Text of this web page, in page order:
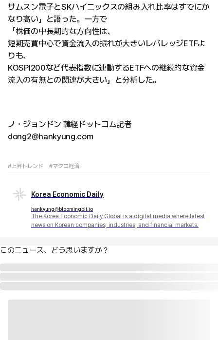
サムスン電子とSKハイニックスの組み入れ比率はすでにか
なり高い」と語った。一方で
「株価の中長期的な方向性は、
短期売買中心で資金流入の振れが大きいレバレッジETFよ
りも、
KOSPI200など代表指数に連動するETFへの継続的な資金
流入の有無との関連が大きい」と分析した。
ノ・ジョンドン 韓経ドットコム記者
dong2@hankyung.com
#上昇トレンド #マクロ経済
Korea Economic Daily
hankyung@bloomingbit.io
The Korea Economic Daily Global is a digital media where latest
news on Korean companies, industries, and financial markets.
このニュース、どう思いますか？